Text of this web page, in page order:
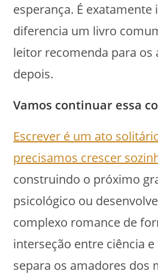
esperança. É exatamente
diferencia um livro
leitor recomenda para os
depois.
Vamos continuar essa
Escrever é um ato
precisamos crescer
construindo o próximo
psicológico ou
complexo romance de
interseção entre ciência
separa os amadores dos